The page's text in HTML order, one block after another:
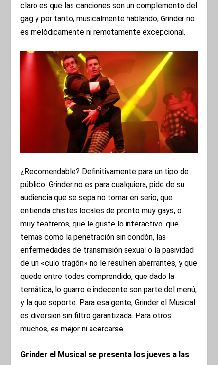
claro es que las canciones son un complemento del
gag y por tanto, musicalmente hablando, Grinder no
es melódicamente ni remotamente excepcional.
¿Recomendable? Definitivamente para un tipo de
público. Grinder no es para cualquiera, pide de su
audiencia que se sepa no tomar en serio, que
entienda chistes locales de pronto muy gays, o
muy teatreros, que le guste lo interactivo, que
temas como la penetración sin condón, las
enfermedades de transmisión sexual o la pasividad
de un «culo tragón» no le resulten aberrantes, y que
quede entre todos comprendido, que dado la
temática, lo guarro e indecente son parte del menú,
y la que soporte. Para esa gente, Grinder el Musical
es diversión sin filtro garantizada. Para otros
muchos, es mejor ni acercarse.
Grinder el Musical se presenta los jueves a las